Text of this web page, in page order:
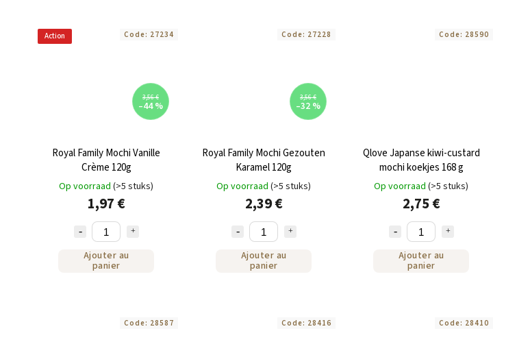
Action
3,56 €
–44 %
Royal Family Mochi Vanille
Crème 120g
Op voorraad (>5 stuks)
1,97 €
Ajouter au
panier
Code: 27234
3,56 €
–32 %
Royal Family Mochi Gezouten
Karamel 120g
Op voorraad (>5 stuks)
2,39 €
Ajouter au
panier
Code: 27228
Qlove Japanse kiwi-custard
mochi koekjes 168 g
Op voorraad (>5 stuks)
2,75 €
Ajouter au
panier
Code: 28590
Code: 28587 Code: 28416 Code: 28410